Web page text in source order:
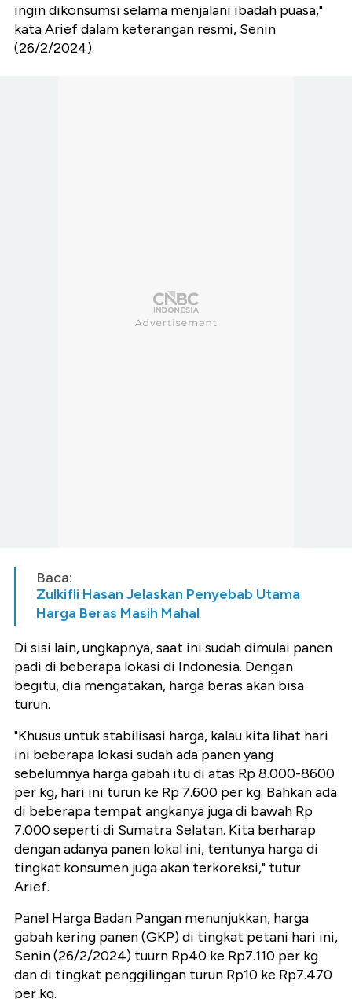
ingin dikonsumsi selama menjalani ibadah puasa,"
kata Arief dalam keterangan resmi, Senin
(26/2/2024).
Baca:
Zulkifli Hasan Jelaskan Penyebab Utama
Harga Beras Masih Mahal
Di sisi lain, ungkapnya, saat ini sudah dimulai panen
padi di beberapa lokasi di Indonesia. Dengan
begitu, dia mengatakan, harga beras akan bisa
turun.
"Khusus untuk stabilisasi harga, kalau kita lihat hari
ini beberapa lokasi sudah ada panen yang
sebelumnya harga gabah itu di atas Rp 8.000-8600
per kg, hari ini turun ke Rp 7.600 per kg. Bahkan ada
di beberapa tempat angkanya juga di bawah Rp
7.000 seperti di Sumatra Selatan. Kita berharap
dengan adanya panen lokal ini, tentunya harga di
tingkat konsumen juga akan terkoreksi," tutur
Arief.
Panel Harga Badan Pangan menunjukkan, harga
gabah kering panen (GKP) di tingkat petani hari ini,
Senin (26/2/2024) tuurn Rp40 ke Rp7.110 per kg
dan di tingkat penggilingan turun Rp10 ke Rp7.470
per kg.